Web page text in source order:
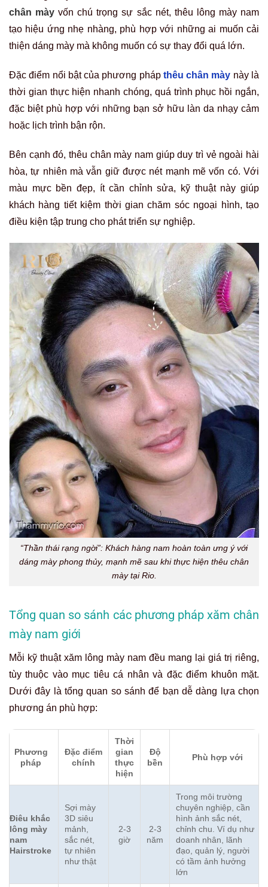
chân mày vốn chú trọng sự sắc nét, thêu lông mày nam
tạo hiệu ứng nhẹ nhàng, phù hợp với những ai muốn cải
thiện dáng mày mà không muốn có sự thay đổi quá lớn.
Đặc điểm nổi bật của phương phápthêu chân mày này là
thời gian thực hiện nhanh chóng, quá trình phục hồi ngắn,
đặc biệt phù hợp với những bạn sở hữu làn da nhạy cảm
hoặc lịch trình bận rộn.
Bên cạnh đó, thêu chân mày nam giúp duy trì vẻ ngoài hài
hòa, tự nhiên mà vẫn giữ được nét mạnh mẽ vốn có. Với
màu mực bền đẹp, ít cần chỉnh sửa, kỹ thuật này giúp
khách hàng tiết kiệm thời gian chăm sóc ngoại hình, tạo
điều kiện tập trung cho phát triển sự nghiệp.
“Thần thái rạng ngời”: Khách hàng nam hoàn toàn ưng ý với
dáng mày phong thủy, mạnh mẽ sau khi thực hiện thêu chân
mày tại Rio.
Tổng quan so sánh các phương pháp xăm chân
mày nam giới
Mỗi kỹ thuật xăm lông mày nam đều mang lại giá trị riêng,
tùy thuộc vào mục tiêu cá nhân và đặc điểm khuôn mặt.
Dưới đây là tổng quan so sánh để bạn dễ dàng lựa chọn
phương án phù hợp:
Phương
pháp
Đặc điểm
chính
Thời
gian
thực
hiện
Độ
bền
Phù hợp với
Điêu khắc
lông mày
nam
Hairstroke
Sợi mày
3D siêu
mảnh,
sắc nét,
tự nhiên
như thật
2-3
giờ
2-3
năm
Trong môi trường
chuyên nghiệp, cần
hình ảnh sắc nét,
chỉnh chu. Ví dụ như
doanh nhân, lãnh
đạo, quản lý, người
có tầm ảnh hưởng
lớn